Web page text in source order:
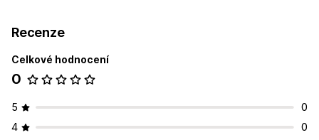
Recenze
Celkové hodnocení
0
5
0
4
0